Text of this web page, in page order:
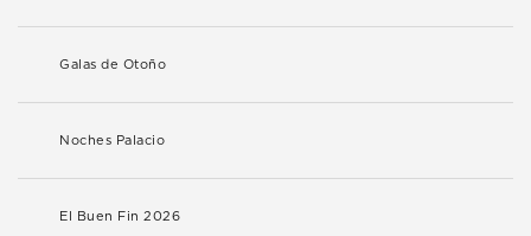
Galas de Otoño
Noches Palacio
El Buen Fin 2026